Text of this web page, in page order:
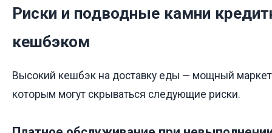
Риски и подводные камни
кешбэком
Высокий кешбэк на доставку еды — мощный
которым могут скрываться следующие риски.